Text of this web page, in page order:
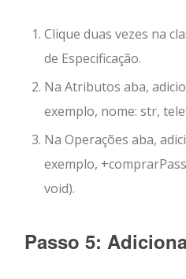
Clique duas vezes na
de Especificação.
NaAtributos aba,
exemplo, nome: str,
NaOperações aba,
exemplo,
void).
Passo 5: